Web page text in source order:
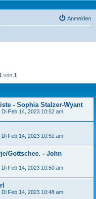
Anmelden
von 1
- Sophia Stalzer-Wyant
Di Feb 14, 2023 10:52 am
Di Feb 14, 2023 10:51 am
Gottschee. - John
Di Feb 14, 2023 10:50 am
Di Feb 14, 2023 10:48 am